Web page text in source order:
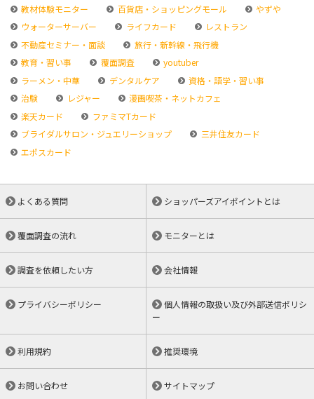
教材体験モニター
百貨店・ショッピングモール
やずや
ウォーターサーバー
ライフカード
レストラン
不動産セミナー・面談
旅行・新幹線・飛行機
教育・習い事
覆面調査
youtuber
ラーメン・中華
デンタルケア
資格・語学・習い事
治験
レジャー
漫画喫茶・ネットカフェ
楽天カード
ファミマTカード
ブライダルサロン・ジュエリーショップ
三井住友カード
エポスカード
よくある質問 ショッパーズアイポイントとは
覆面調査の流れ モニターとは
調査を依頼したい方 会社情報
プライバシーポリシー
個人情報の取扱い及び外部送信ポリシ
ー
利用規約 推奨環境
お問い合わせ サイトマップ